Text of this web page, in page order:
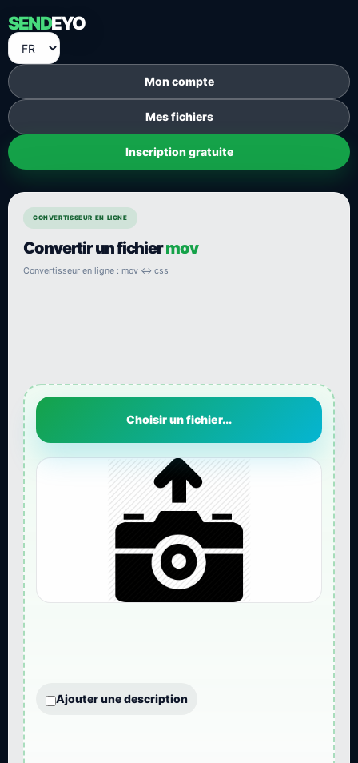
SENDEYO
Mon compte
Mes fichiers
Inscription gratuite
CONVERTISSEUR EN LIGNE
Convertir un fichiermov
Convertisseur en ligne : mov ⇔ css
Choisir un fichier...
Ajouter une description